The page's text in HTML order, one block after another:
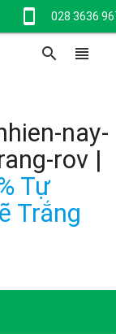
stay_current_portrait 028 3636
search view_headline
nay-
rov |
Tự
Trắng